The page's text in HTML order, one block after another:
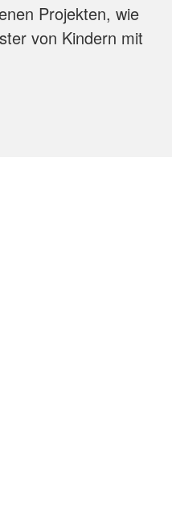
Projekten, wie
von Kindern mit